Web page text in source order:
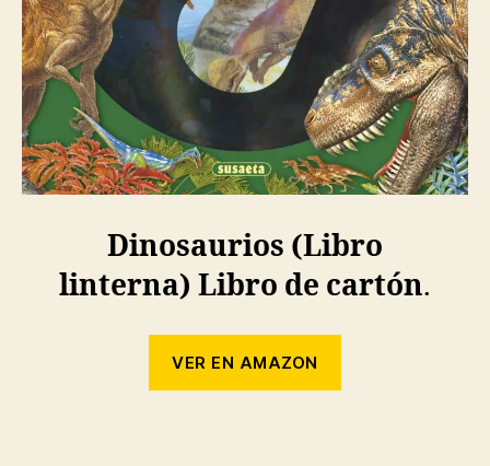
Dinosaurios (Libro
linterna) Libro de cartón.
VER EN AMAZON